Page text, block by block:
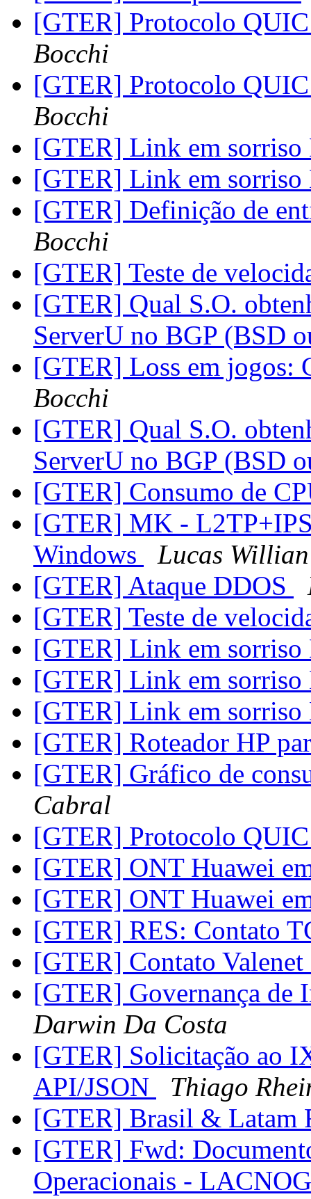
[GTER] Protocolo
Bocchi
[GTER] Protocolo
Bocchi
[GTER] Link em
[GTER] Link em
[GTER] Definição de
Bocchi
[GTER] Teste de
[GTER] Qual S.O.
ServerU no BGP (BSD
[GTER] Loss em jogos:
Bocchi
[GTER] Qual S.O.
ServerU no BGP (BSD
[GTER] Consumo de
[GTER] MK -
Windows
Lucas
[GTER] Ataque DDOS
[GTER] Teste de
[GTER] Link em
[GTER] Link em
[GTER] Link em
[GTER] Roteador HP
[GTER] Gráfico de
Cabral
[GTER] Protocolo
[GTER] ONT Huawei
[GTER] ONT Huawei
[GTER] RES: Contato
[GTER] Contato
[GTER] Governança
Darwin Da Costa
[GTER] Solicitação ao
API/JSON
Thiago
[GTER] Brasil & Latam
[GTER] Fwd:
Operacionais -